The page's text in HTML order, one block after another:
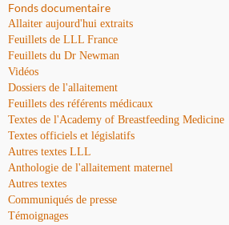
Fonds documentaire
Allaiter aujourd'hui extraits
Feuillets de LLL France
Feuillets du Dr Newman
Vidéos
Dossiers de l'allaitement
Feuillets des référents médicaux
Textes de l'Academy of Breastfeeding Medicine
Textes officiels et législatifs
Autres textes LLL
Anthologie de l'allaitement maternel
Autres textes
Communiqués de presse
Témoignages